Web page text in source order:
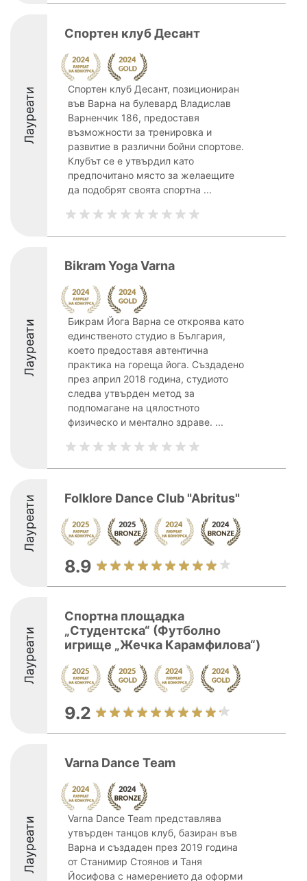
Лауреати
Спортен клуб Десант
Спортен клуб Десант, позициониран
във Варна на булевард Владислав
Варненчик 186, предоставя
възможности за тренировка и
развитие в различни бойни спортове.
Клубът се е утвърдил като
предпочитано място за желаещите
да подобрят своята спортна ...
Лауреати
Bikram Yoga Varna
Бикрам Йога Варна се откроява като
единственото студио в България,
което предоставя автентична
практика на гореща йога. Създадено
през април 2018 година, студиото
следва утвърден метод за
подпомагане на цялостното
физическо и ментално здраве. ...
Лауреати Folklore Dance Club "Abritus"
8.9
Лауреати
Спортна площадка
„Студентска“ (Футболно
игрище „Жечка Карамфилова“)
9.2
Лауреати
Varna Dance Team
Varna Dance Team представлява
утвърден танцов клуб, базиран във
Варна и създаден през 2019 година
от Станимир Стоянов и Таня
Йосифова с намерението да оформи